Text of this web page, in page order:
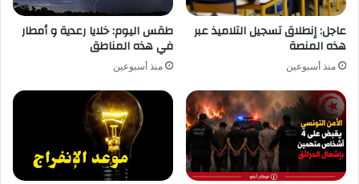
عاجل: إنطلاق تسجيل التلاميذ عبر
هذه المنصة
منذ أسبوعين
طقس اليوم: خلايا رعدية و أمطار
في هذه المناطق
منذ أسبوعين